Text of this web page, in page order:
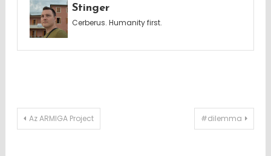
Stinger
Cerberus. Humanity first.
Post
Az ARMIGA Project #dilemma